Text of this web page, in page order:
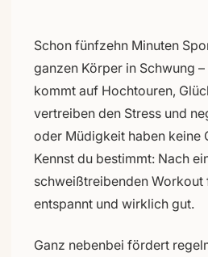
Schon fünfzehn Minuten
ganzen Körper in Schwung
kommt auf Hochtouren,
vertreiben den Stress und
oder Müdigkeit haben keine
Kennst du bestimmt: Nach
schweißtreibenden Workout
entspannt und wirklich gut.
Ganz nebenbei fördert